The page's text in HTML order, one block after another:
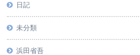
日記
未分類
浜田省吾